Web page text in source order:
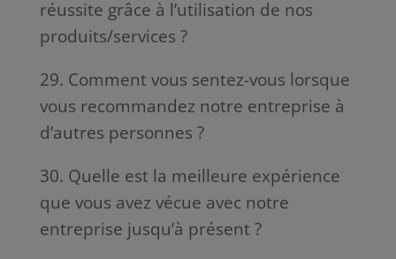
réussite grâce à l’utilisation de nos
produits/services ?
29. Comment vous sentez-vous lorsque
vous recommandez notre entreprise à
d’autres personnes ?
30. Quelle est la meilleure expérience
que vous avez vécue avec notre
entreprise jusqu’à présent ?